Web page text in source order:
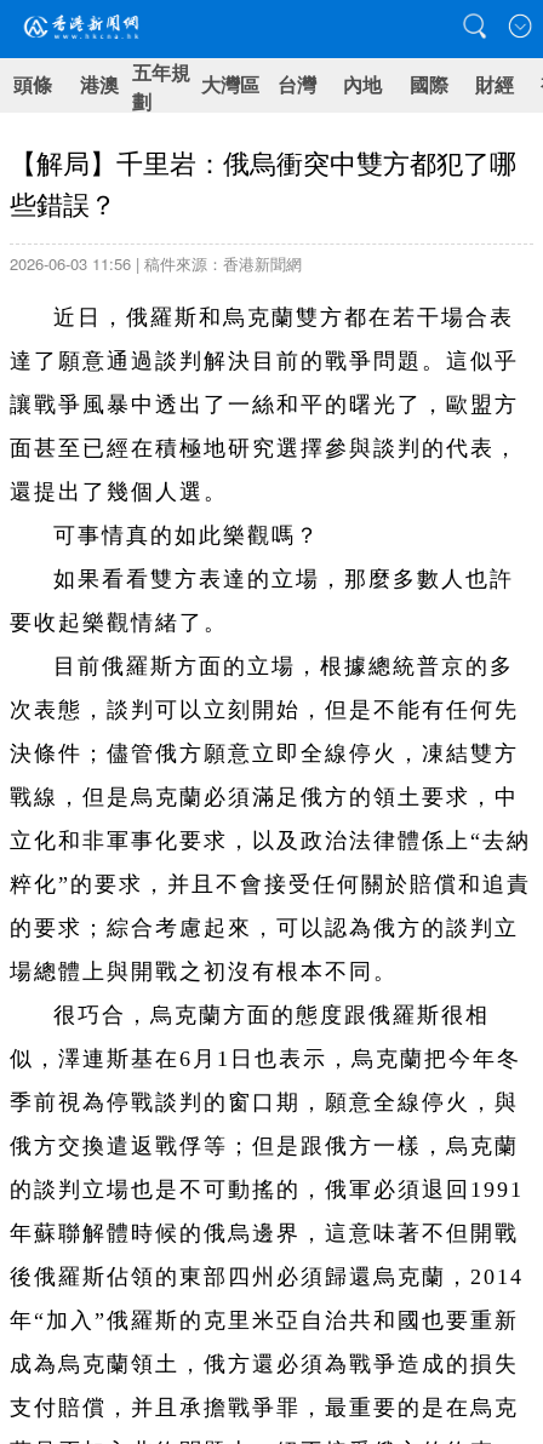
頭條 港澳 五年規
劃
大灣區 台灣 內地 國際 財經
【解局】千里岩：俄烏衝突中雙方都犯了哪
些錯誤？
2026-06-03 11:56 | 稿件來源：香港新聞網
近日，俄羅斯和烏克蘭雙方都在若干場合表
達了願意通過談判解決目前的戰爭問題。這似乎
讓戰爭風暴中透出了一絲和平的曙光了，歐盟方
面甚至已經在積極地研究選擇參與談判的代表，
還提出了幾個人選。
可事情真的如此樂觀嗎？
如果看看雙方表達的立場，那麼多數人也許
要收起樂觀情緒了。
目前俄羅斯方面的立場，根據總統普京的多
次表態，談判可以立刻開始，但是不能有任何先
決條件；儘管俄方願意立即全線停火，凍結雙方
戰線，但是烏克蘭必須滿足俄方的領土要求，中
立化和非軍事化要求，以及政治法律體係上“去納
粹化”的要求，并且不會接受任何關於賠償和追責
的要求；綜合考慮起來，可以認為俄方的談判立
場總體上與開戰之初沒有根本不同。
很巧合，烏克蘭方面的態度跟俄羅斯很相
似，澤連斯基在6月1日也表示，烏克蘭把今年冬
季前視為停戰談判的窗口期，願意全線停火，與
俄方交換遣返戰俘等；但是跟俄方一樣，烏克蘭
的談判立場也是不可動搖的，俄軍必須退回1991
年蘇聯解體時候的俄烏邊界，這意味著不但開戰
後俄羅斯佔領的東部四州必須歸還烏克蘭，2014
年“加入”俄羅斯的克里米亞自治共和國也要重新
成為烏克蘭領土，俄方還必須為戰爭造成的損失
支付賠償，并且承擔戰爭罪，最重要的是在烏克